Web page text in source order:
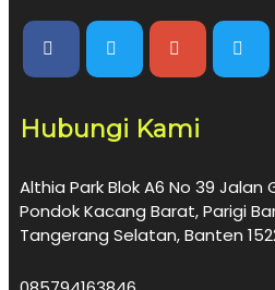
Hubungi Kami
Althia Park Blok A6 No 39 Jalan
Pondok Kacang Barat, Parigi
Tangerang Selatan, Banten